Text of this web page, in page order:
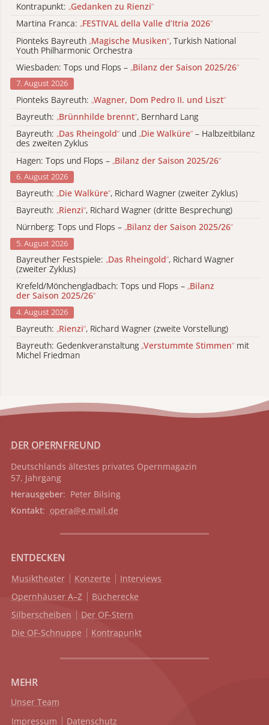
Kontrapunkt: „Gedanken zu Rienzi“
Martina Franca: „FESTIVAL della Valle d’Itria 2026“
Pionteks Bayreuth „Magische Musiken“, Turkish National
Youth Philharmonic Orchestra
Wiesbaden: Tops und Flops – „Bilanz der Saison 2025/26“
7. August 2026
Pionteks Bayreuth: „Wagner, Dom Pedro II. und Liszt“
Bayreuth: „Brünnhilde brennt“, Bernhard Lang
Bayreuth: „Das Rheingold“ und „Die Walküre“ – Halbzeitbilanz
des zweiten Zyklus
Hagen: Tops und Flops – „Bilanz der Saison 2025/26“
6. August 2026
Bayreuth: „Die Walküre“, Richard Wagner (zweiter Zyklus)
Bayreuth: „Rienzi“, Richard Wagner (dritte Besprechung)
Nürnberg: Tops und Flops – „Bilanz der Saison 2025/26“
5. August 2026
Bayreuther Festspiele: „Das Rheingold“, Richard Wagner
(zweiter Zyklus)
Krefeld/Mönchengladbach: Tops und Flops – „Bilanz
der Saison 2025/26“
4. August 2026
Bayreuth: „Rienzi“, Richard Wagner (zweite Vorstellung)
Bayreuth: Gedenkveranstaltung „Verstummte Stimmen“ mit
Michel Friedman
DER OPERNFREUND
Deutschlands ältestes privates Opernmagazin
57. Jahrgang
Herausgeber: Peter Bilsing
Kontakt: opera@e.mail.de
ENTDECKEN
Musiktheater Konzerte
Interviews
Opernhäuser A–Z
Bücherecke
Silberscheiben
Der OF-Stern
Die OF-Schnuppe
Kontrapunkt
MEHR
Unser Team
Impressum
Datenschutz